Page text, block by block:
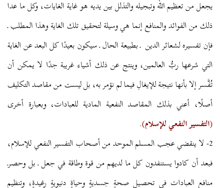
يجعل من تعظيم الله وتبجيله والتذلل بين يديه هو غاية الغايات، وكل ما عدا
ذلك من الفوائد والمنافع إنما هي وسيلة لتحقيق تلك الغاية وهذا المطلب ـ
فإن تفسيره لشعائر الدين ـ بطبيعة الحال ـ سيكون بعيدًا كل البعد عن الغاية
التي شرعها ربُّ العالمين، وينتج عن ذلك أشياء غريبة جدًا لا يمكن أن
تُفَّسر إلا بأنها نتيجة للإيغالِ فيما لم نؤمر به، بل ليست من مقاصد التكليف
أصلًا، أعني بذلك المقاصد النفعية المادية للعبادات، وبعبارة أخرى
(التفسير النفعي للإسلام)
.
2- لا ينقضي عجب المسلم الموحد من أصحاب التفسير النفعي للإسلام،
فبعد أن كادوا يستنفدون كل ما لديهم من قوة وطاقة في جعل ـ بل وحصرـ
منافع العبادات في تحصيل صحةٍ جسديةٍ وحياةٍ دنيويةٍ رغيدةٍ، وتنظيم